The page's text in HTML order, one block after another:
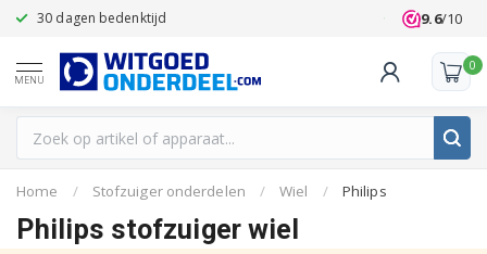
30 dagen bedenktijd Klanten
9.6/10
MENU
0
Home / Stofzuiger onderdelen / Wiel / Philips
Philips stofzuiger wiel